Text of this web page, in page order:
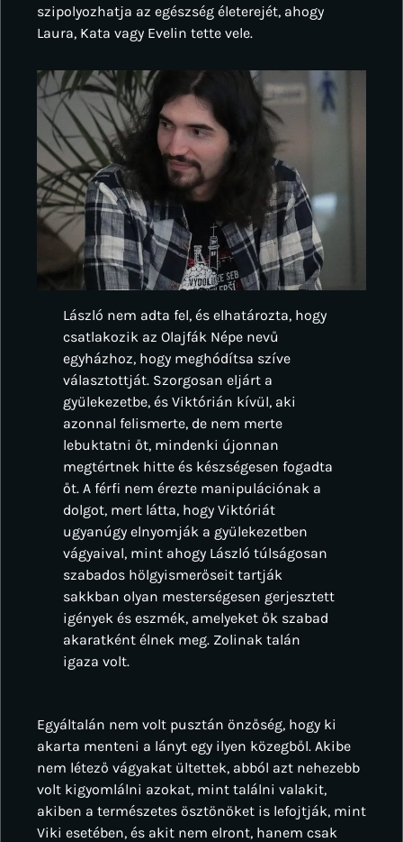
szipolyozhatja az egészség életerejét, ahogy
Laura, Kata vagy Evelin tette vele.
László nem adta fel, és elhatározta, hogy
csatlakozik az Olajfák Népe nevű
egyházhoz, hogy meghódítsa szíve
választottját. Szorgosan eljárt a
gyülekezetbe, és Viktórián kívül, aki
azonnal felismerte, de nem merte
lebuktatni őt, mindenki újonnan
megtértnek hitte és készségesen fogadta
őt. A férfi nem érezte manipulációnak a
dolgot, mert látta, hogy Viktóriát
ugyanúgy elnyomják a gyülekezetben
vágyaival, mint ahogy László túlságosan
szabados hölgyismerőseit tartják
sakkban olyan mesterségesen gerjesztett
igények és eszmék, amelyeket ők szabad
akaratként élnek meg. Zolinak talán
igaza volt.
Egyáltalán nem volt pusztán önzőség, hogy ki
akarta menteni a lányt egy ilyen közegből. Akibe
nem létező vágyakat ültettek, abból azt nehezebb
volt kigyomlálni azokat, mint találni valakit,
akiben a természetes ösztönöket is lefojtják, mint
Viki esetében, és akit nem elront, hanem csak